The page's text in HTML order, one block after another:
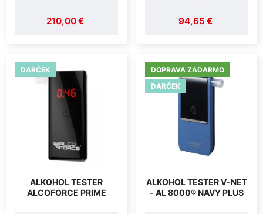
210,00 € 94,65 €
DARČEK
ALKOHOL TESTER
ALCOFORCE PRIME
DOPRAVA ZADARMO
DARČEK
ALKOHOL TESTER V-NET
- AL 8000® NAVY PLUS